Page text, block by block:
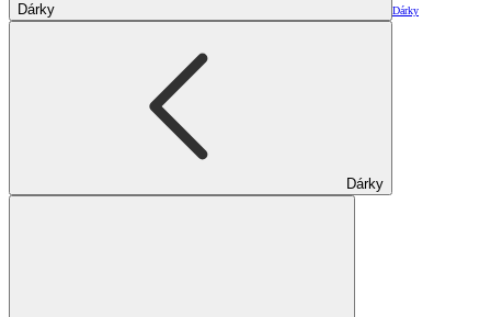
Dárky Dárky
Dárky